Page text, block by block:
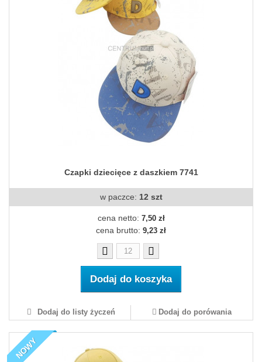
Czapki dziecięce z daszkiem 7741
w paczce: 12 szt
cena netto: 7,50 zł
cena brutto: 9,23 zł
Dodaj do koszyka
Dodaj do listy życzeń Dodaj do porówania
NOWY